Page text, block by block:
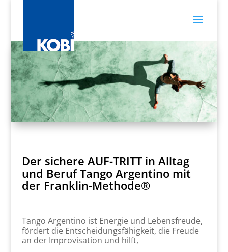
Der sichere AUF-TRITT in Alltag
und Beruf Tango Argentino mit
der Franklin-Methode®
Tango Argentino ist Energie und Lebensfreude,
fördert die Entscheidungsfähigkeit, die Freude
an der Improvisation und hilft,